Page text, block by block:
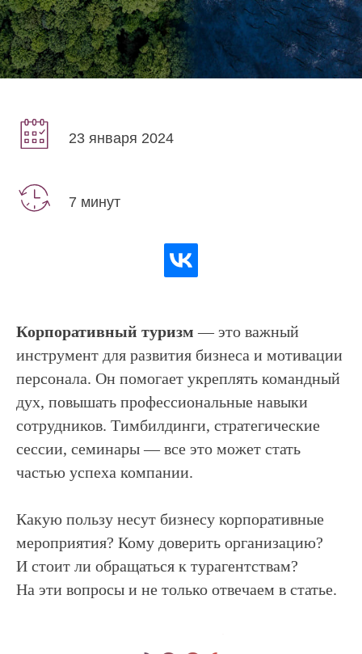
23 января 2024
7 минут
Корпоративный туризм— это важный
инструмент для развития бизнеса и мотивации
персонала. Он помогает укреплять командный
дух, повышать профессиональные навыки
сотрудников. Тимбилдинги, стратегические
сессии, семинары — все это может стать
частью успеха компании.
Какую пользу несут бизнесу корпоративные
мероприятия? Кому доверить организацию?
И стоит ли обращаться к турагентствам?
На эти вопросы и не только отвечаем в статье.